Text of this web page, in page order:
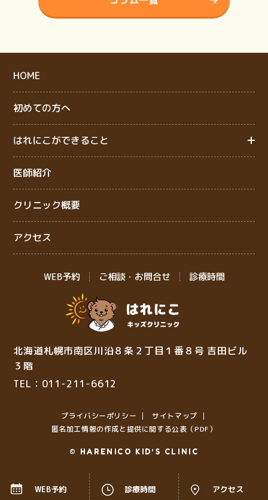
HOME
初めての方へ
はれにこができること
医師紹介
クリニック概要
アクセス
WEB予約 ご相談・お問合せ 診療時間
北海道札幌市南区川沿８条２丁目１番８号 吉田ビル
３階
TEL：011-211-6612
プライバシーポリシー
サイトマップ
匿名加⼯情報の作成と提供に関する公表（PDF）
© HARENICO KID’S CLINIC
WEB予約 診療時間 アクセス